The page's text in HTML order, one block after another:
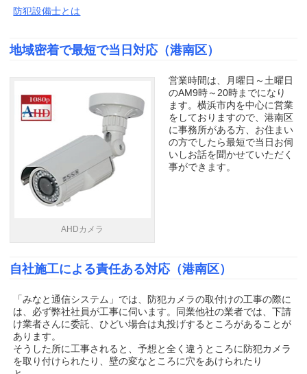
防犯設備士とは
地域密着で最短で当日対応（港南区）
AHDカメラ
営業時間は、月曜日～土曜日
のAM9時～20時までになり
ます。横浜市内を中心に営業
をしておりますので、港南区
に事務所がある方、お住まい
の方でしたら最短で当日お伺
いしお話を聞かせていただく
事ができます。
自社施工による責任ある対応（港南区）
「みなと通信システム」では、防犯カメラの取付けの工事の際に
は、必ず弊社社員が工事に伺います。同業他社の業者では、下請
け業者さんに委託、ひどい場合は丸投げするところがあることが
あります。
そうした所に工事されると、予想と全く違うところに防犯カメラ
を取り付けられたり、壁の変なところに穴をあけられたり